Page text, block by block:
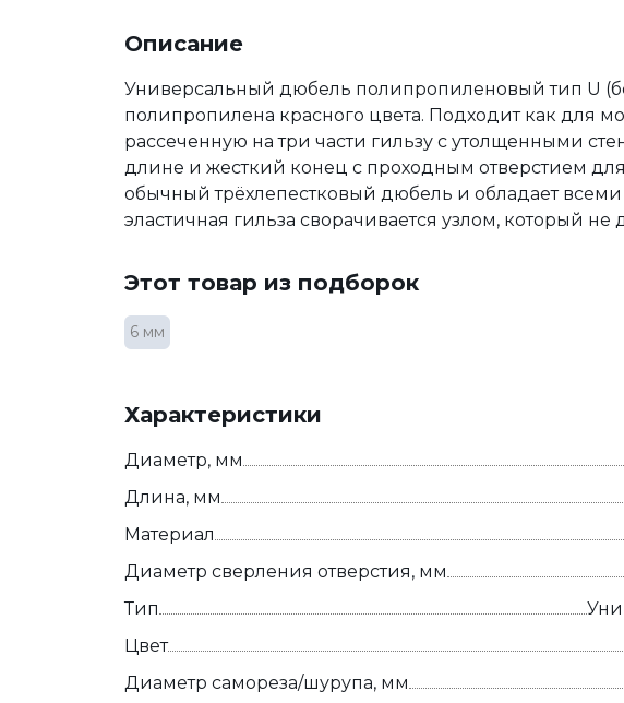
Описание
Универсальный дюбель полипропиленовый тип U
полипропилена красного цвета. Подходит как для
рассеченную на три части гильзу с утолщенными
длине и жесткий конец с проходным отверстием
обычный трёхлепестковый дюбель и обладает
эластичная гильза сворачивается узлом, который не
Этот товар из подборок
6 мм
Характеристики
Диаметр, мм
Длина, мм
Материал
Диаметр сверления отверстия, мм
Тип
Цвет
Диаметр самореза/шурупа, мм